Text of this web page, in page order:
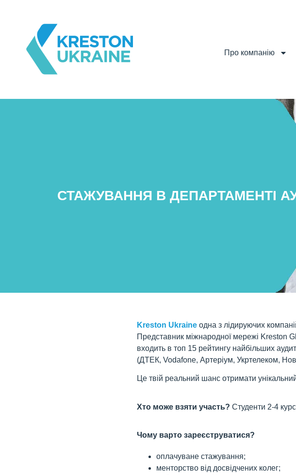
Про компанію
СТАЖУВАННЯ В ДЕПАРТАМЕНТІ
Kreston Ukraine одна з лідируючих
Представник міжнародної мережі Kreston
входить в топ 15 рейтингу найбільших
(ДТЕК, Vodafone, Артеріум, Укртелеком,
Це твій реальний шанс отримати
Хто може взяти участь? Студенти 2-4
Чому варто зареєструватися?
оплачуване стажування;
менторство від досвідчених колег;